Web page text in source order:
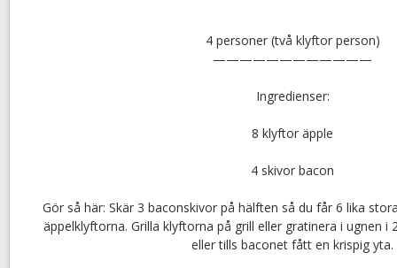
4 personer (två klyftor person)
————————————
Ingredienser:
8 klyftor äpple
4 skivor bacon
Gör så här: Skär 3 baconskivor på hälften så du får 6 lika
äppelklyftorna. Grilla klyftorna på grill eller gratinera i ugnen i
eller tills baconet fått en krispig yta.